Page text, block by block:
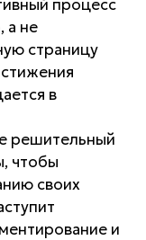
процесс
а не
страницу
в
решительный
чтобы
своих
и